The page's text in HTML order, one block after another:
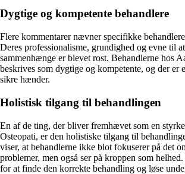
Dygtige og kompetente behandlere
Flere kommentarer nævner specifikke
Deres professionalisme, grundighed og evne til
sammenhænge er blevet rost. Behandlerne hos
beskrives som dygtige og kompetente, og der er
sikre hænder.
Holistisk tilgang til behandlingen
En af de ting, der bliver fremhævet som en
Osteopati, er den holistiske tilgang til
viser, at behandlerne ikke blot fokuserer på det
problemer, men også ser på kroppen som
for at finde den korrekte behandling og løse